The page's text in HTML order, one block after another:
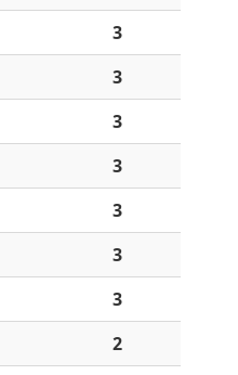
3
3
3
3
3
3
3
2